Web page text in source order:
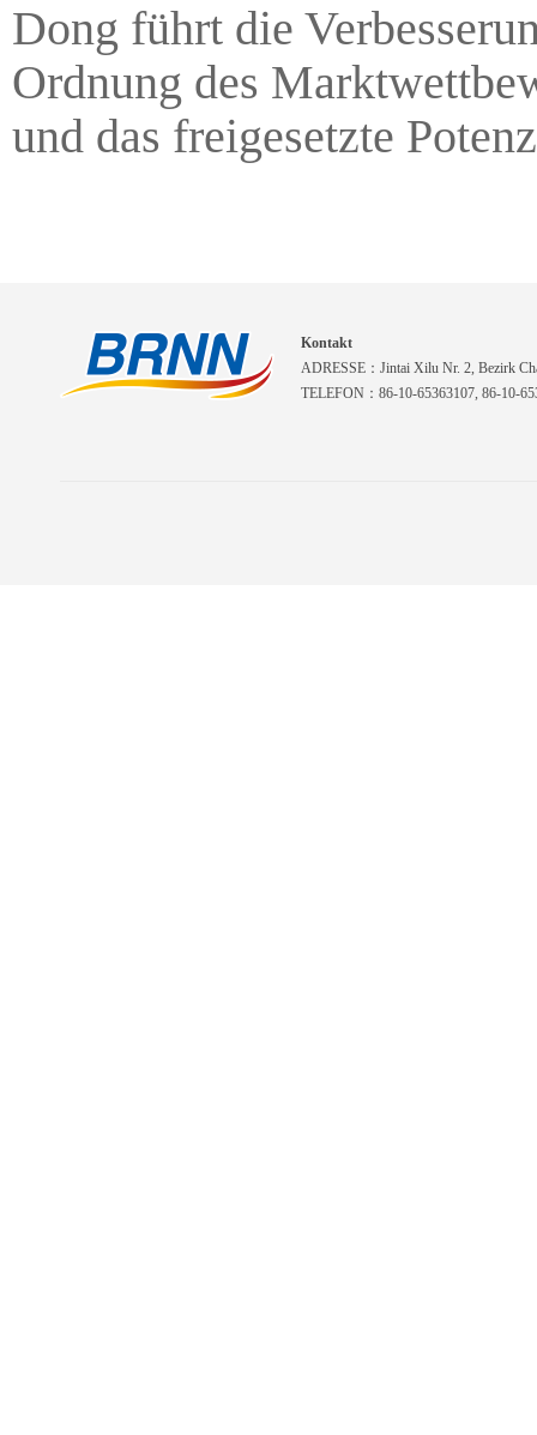
Dong führt die
Ordnung des
und das freigesetzte
Kontakt
ADRESSE：Jintai Xilu Nr. 2, Bezirk
TELEFON：86-10-65363107, 86-10-